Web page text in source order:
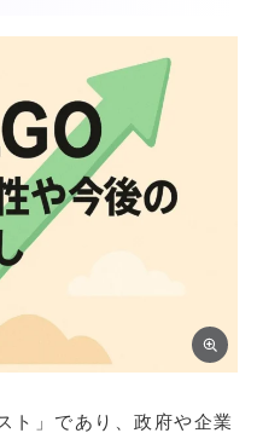
ト」であり、政府や企業